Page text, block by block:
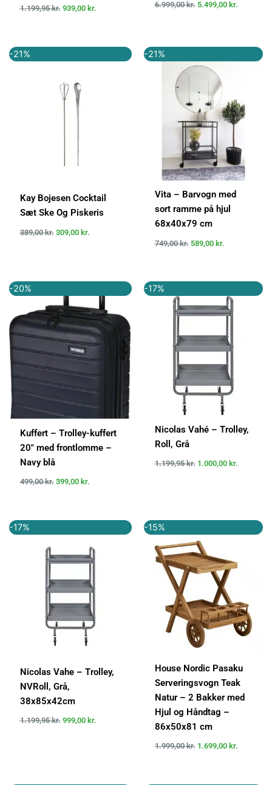
1.199,95kr. 939,00 kr. 6.999,00kr. 5.499,00 kr.
-21%
Kay Bojesen Cocktail
Sæt Ske Og Piskeris
389,00kr.
oprindelige
var:
389,00 kr..
309,00 kr.
aktuelle
-21%
Vita – Barvogn med
sort ramme på hjul
68x40x79 cm
749,00kr.
oprindelige
pris
749,00 kr..
589,00 kr.
aktuelle
-20%
Kuffert – Trolley-kuffert
20″ med frontlomme –
Navy blå
499,00kr.
oprindelige
pris
var:
499,00 kr..
399,00 kr.
aktuelle
pris
er:
399,00 kr..
-17%
Nicolas Vahé – Trolley,
Roll, Grå
1.199,95kr.
oprindelige
pris
var:
1.199,95 kr..
1.000,00 kr.
aktuelle
-17%
Nicolas Vahe – Trolley,
NVRoll, Grå,
38x85x42cm
1.199,95kr.
oprindelige
var:
1.199,95 kr..
999,00 kr.
aktuelle
-15%
House Nordic Pasaku
Serveringsvogn Teak
Natur – 2 Bakker med
Hjul og Håndtag –
86x50x81 cm
1.999,00kr.
oprindelige
pris
var:
1.999,00 kr..
1.699,00 kr.
aktuelle
1.699,00